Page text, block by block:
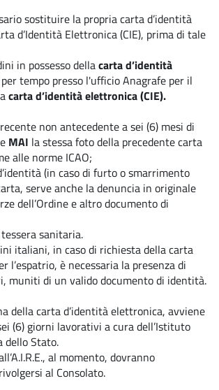
sostituire la propria carta d’identità
d’Identità Elettronica (CIE), prima di tale
in possesso dellacarta d’identità
tempo presso l'ufficio Anagrafe per il
carta d’identità elettronica(CIE).
non antecedente a sei (6) mesi di
MAI la stessa foto della precedente carta
alle norme ICAO;
(in caso di furto o smarrimento
serve anche la denuncia in originale
dell’Ordine e altro documento di
tessera sanitaria.
italiani, in caso di richiesta della carta
l’espatrio, è necessaria la presenza di
muniti di un valido documento di identità.
della carta d’identità elettronica, avviene
(6) giorni lavorativi a cura dell’Istituto
dello Stato.
al momento, dovranno
al Consolato.